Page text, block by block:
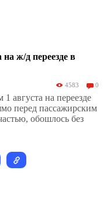
на ж/д переезде в
4583 0
августа на переезде
перед пассажирским
обошлось без